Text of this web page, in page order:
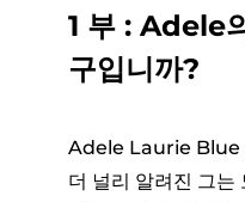
1 부 : Adele
구입니까?
Adele Laurie Blue
더 널리 알려진 그는